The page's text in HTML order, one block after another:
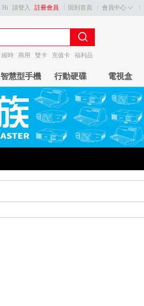
回到首頁 會員中心
Hi 請登入 註冊會員
縮時 商用 雙卡 充值卡 福利品
智慧型手機 行動硬碟 電視盒